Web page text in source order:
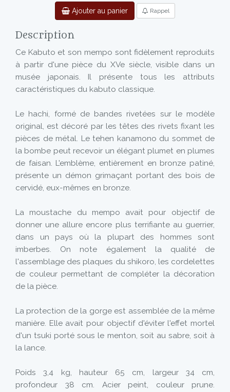
Ajouter au panier Rappel
Description
Ce Kabuto et son mempo sont fidèlement reproduits
à partir d'une pièce du XVe siècle, visible dans un
musée japonais. Il présente tous les attributs
caractéristiques du kabuto classique.
Le hachi, formé de bandes rivetées sur le modèle
original, est décoré par les têtes des rivets fixant les
pièces de métal. Le tehen kanamono du sommet de
la bombe peut recevoir un élégant plumet en plumes
de faisan. L'emblème, entièrement en bronze patiné,
présente un démon grimaçant portant des bois de
cervidé, eux-mêmes en bronze.
La moustache du mempo avait pour objectif de
donner une allure encore plus terrifiante au guerrier,
dans un pays où la plupart des hommes sont
imberbes. On note également la qualité de
l'assemblage des plaques du shikoro, les cordelettes
de couleur permettant de compléter la décoration
de la pièce.
La protection de la gorge est assemblée de la même
manière. Elle avait pour objectif d'éviter l'effet mortel
d'un tsuki porté sous le menton, soit au sabre, soit à
la lance.
Poids 3,4 kg, hauteur 65 cm, largeur 34 cm,
profondeur 38 cm. Acier peint, couleur prune.